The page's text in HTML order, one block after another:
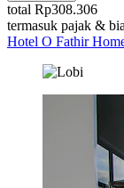
total Rp308.306
termasuk pajak &
Hotel O Fathir